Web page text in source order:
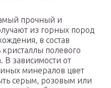
прочный и
из горных пород
в состав
кристаллы полевого
В зависимости от
минералов цвет
серым, розовым или